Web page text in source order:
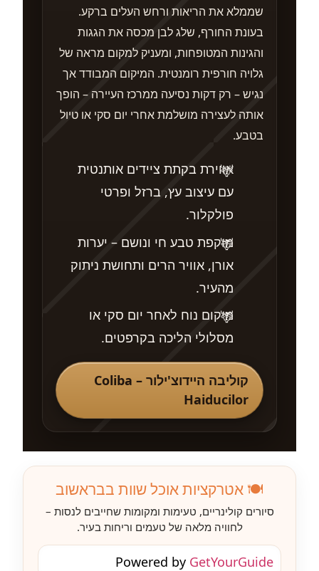
שממלא את הריאות ורחש העלים ברקע.
בעונת החורף, שלג לבן מכסה את הגגות
והגינות המטופחות, ומעניק למקום מראה של
גלויה חורפית רומנטית. המיקום המבודד אך
נגיש – רק דקות נסיעה ממרכז העיירה – הופך
אותה לעצירה מושלמת אחרי יום סקי או טיול
בטבע.
אווירת בקתת ציידים אותנטית
עם עיצוב עץ, ברזל ופרטי
פולקלור.
מוקפת טבע חי ונושם – יערות
אורן, אוויר הרים ותחושת ניתוק
מהעיר.
מיקום נוח לאחר יום סקי או
מסלולי הליכה בקרפטים.
קוליבה היידוצ'ילור – Coliba
Haiducilor
🍽️ אטרקציות אוכל שוות בבראשוב
סיורים קולינריים, טעימות ומקומות שחייבים לנסות –
לחוויה מלאה של טעמים וריחות בעיר.
Powered by GetYourGuide